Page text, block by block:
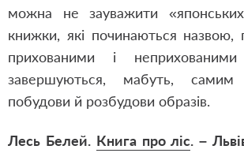
можна не зауважити
книжки, які починаються назвою,
прихованими і
завершуються, мабуть,
побудови й розбудови образів.
Лесь Белей. Книга про ліс. –